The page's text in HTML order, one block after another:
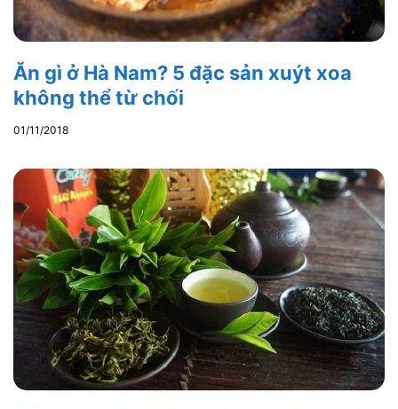
Ăn gì ở Hà Nam? 5 đặc sản xuýt xoa
không thể từ chối
01/11/2018